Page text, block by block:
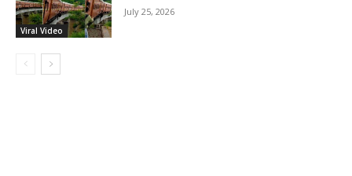
Viral Video
July 25, 2026